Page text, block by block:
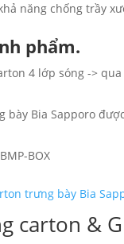
năng chống trầy
phẩm.
4 lớp sóng ->
bày Bia Sapporo
BMP-BOX
carton &